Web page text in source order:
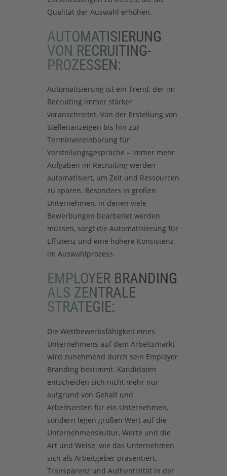
Qualität der Auswahl erhöhen.
AUTOMATISIERUNG
VON RECRUITING-
PROZESSEN:
Automatisierung ist ein Trend, der im
Recruiting immer stärker
voranschreitet. Von der Erstellung von
Stellenanzeigen bis hin zur
Terminvereinbarung für
Vorstellungsgespräche – immer mehr
Aufgaben im Recruiting werden
automatisiert, um Zeit und Ressourcen
zu sparen. Besonders in großen
Unternehmen, in denen viele
Bewerbungen bearbeitet werden
müssen, sorgt die Automatisierung für
Effizienz und eine höhere Konsistenz
im Auswahlprozess.
EMPLOYER BRANDING
ALS ZENTRALE
STRATEGIE:
Die Wettbewerbsfähigkeit eines
Unternehmens auf dem Arbeitsmarkt
wird zunehmend durch sein Employer
Branding bestimmt. Kandidaten
entscheiden sich nicht mehr nur
aufgrund von Gehalt und
Arbeitszeiten für ein Unternehmen,
sondern legen großen Wert auf die
Unternehmenskultur, Werte und die
Art und Weise, wie das Unternehmen
sich als Arbeitgeber präsentiert.
Transparenz und Authentizität in der